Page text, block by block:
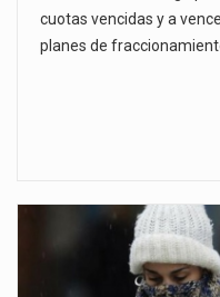
cuotas vencidas y a
planes de